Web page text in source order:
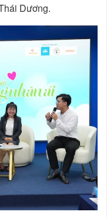
Dương.